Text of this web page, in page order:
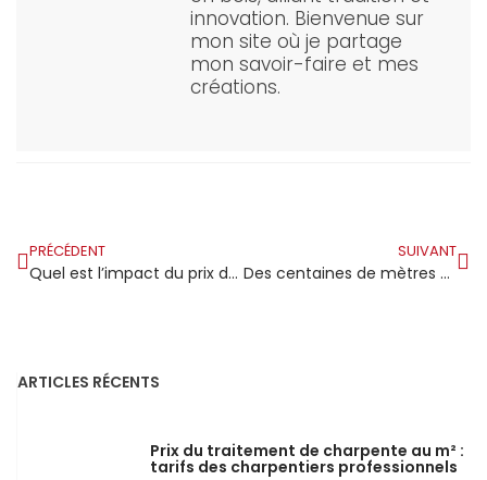
innovation. Bienvenue sur
mon site où je partage
mon savoir-faire et mes
créations.
PRÉCÉDENT
Quel est l’impact du prix du bois de charpente sur le secteur de la construction ?
SUIVANT
Des centaines de mètres cubes de bois en route vers un complexe hôtelier à Bora-Bora pour la construction des charpentes
ARTICLES RÉCENTS
Prix du traitement de charpente au m² :
tarifs des charpentiers professionnels